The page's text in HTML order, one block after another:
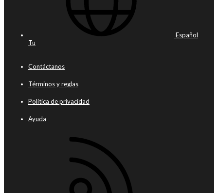
Español
Tu
Contáctanos
Términos y reglas
Política de privacidad
Ayuda